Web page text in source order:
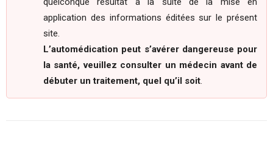
application des informations éditées sur le présent
site.
L’automédication peut s’avérer dangereuse pour
la santé, veuillez consulter un médecin avant de
débuter un traitement, quel qu’il soit.